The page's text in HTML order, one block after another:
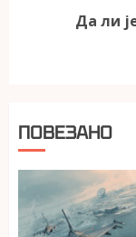
Да ли
ПОВЕЗАНО